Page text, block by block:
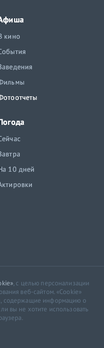
кино
10 дней
, с целью персонализации
веб-сайтом. «Cookie»
содержащие информацию о
вы не хотите использовать